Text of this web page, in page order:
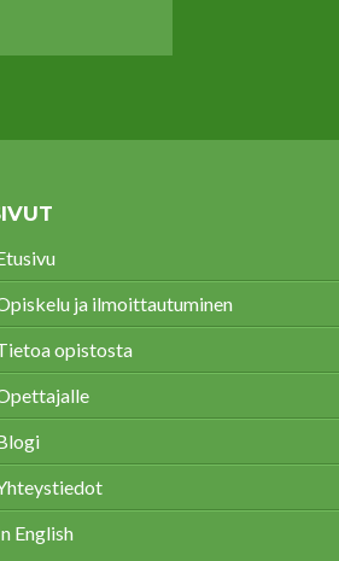
ja ilmoittautuminen
opistosta
English